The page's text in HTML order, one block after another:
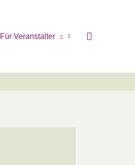
Für Veranstalter